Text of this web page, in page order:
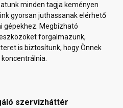
minden tagja keményen
gyorsan juthassanak elérhető
gépekhez. Megbízható
forgalmazunk,
is biztosítunk, hogy Önnek
szervizháttér